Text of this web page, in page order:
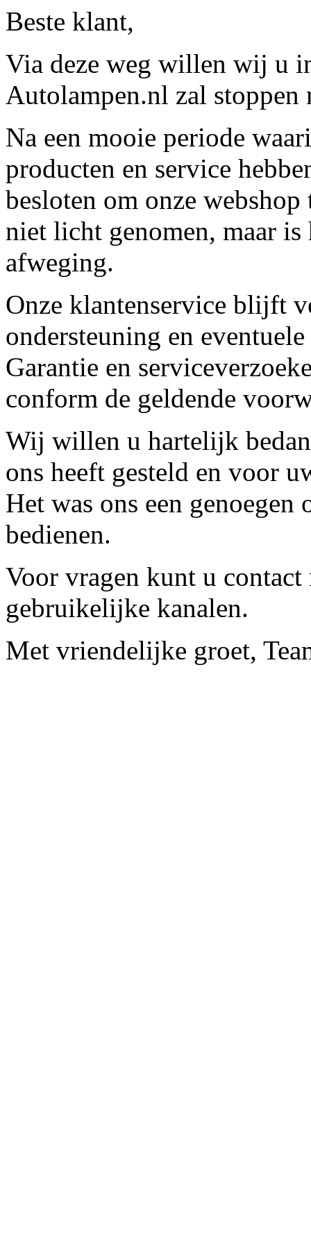
Beste klant,
Via deze weg willen wij u
Autolampen.nl zal stoppen
Na een mooie periode
producten en service
besloten om onze
niet licht genomen, maar
afweging.
Onze klantenservice blijft
ondersteuning en
Garantie en
conform de geldende
Wij willen u hartelijk
ons heeft gesteld en voor
Het was ons een
bedienen.
Voor vragen kunt u contact
gebruikelijke kanalen.
Met vriendelijke groet,